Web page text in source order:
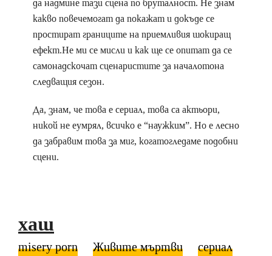
да надмине тази сцена по бруталност. Не знам
какво повечемогат да покажат и докъде се
простират границите на приемливия шокиращ
ефект.Не ми се мисли и как ще се опитат да се
самонадскочат сценаристите за началотона
следващия сезон.
Да, знам, че това е сериал, това са актьори,
никой не еумрял, всичко е “наужким”. Но е лесно
да забравим това за миг, когатогледаме подобни
сцени.
хаш
misery porn Живите мъртви сериал